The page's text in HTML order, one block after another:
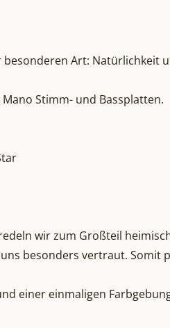
Art: Natürlichkeit
Stimm- und Bassplatten.
wir zum Großteil
besonders vertraut. Somit
einer einmaligen